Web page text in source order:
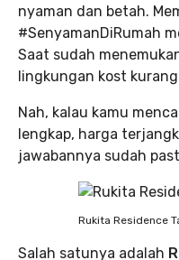
nyaman dan betah.
#SenyamanDiRumah
Saat sudah
lingkungan kost
Nah, kalau kamu
lengkap, harga
jawabannya sudah
Rukita Residence
Salah satunya adalah